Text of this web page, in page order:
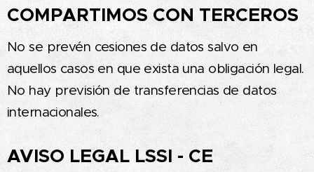
COMPARTIMOS CON TERCEROS
No se prevén cesiones de datos salvo en
aquellos casos en que exista una obligación legal.
No hay previsión de transferencias de datos
internacionales.
AVISO LEGAL LSSI - CE